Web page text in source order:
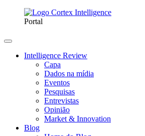
Portal
Intelligence Review
Capa
Dados na mídia
Eventos
Pesquisas
Entrevistas
Opinião
Market & Innovation
Blog